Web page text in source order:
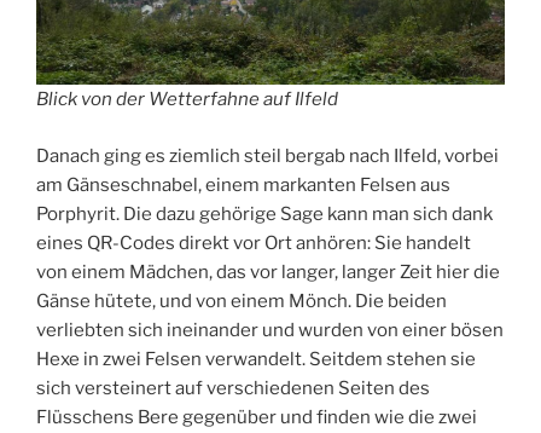
Blick von der Wetterfahne auf Ilfeld
Danach ging es ziemlich steil bergab nach Ilfeld, vorbei
am Gänseschnabel, einem markanten Felsen aus
Porphyrit. Die dazu gehörige Sage kann man sich dank
eines QR-Codes direkt vor Ort anhören: Sie handelt
von einem Mädchen, das vor langer, langer Zeit hier die
Gänse hütete, und von einem Mönch. Die beiden
verliebten sich ineinander und wurden von einer bösen
Hexe in zwei Felsen verwandelt. Seitdem stehen sie
sich versteinert auf verschiedenen Seiten des
Flüsschens Bere gegenüber und finden wie die zwei